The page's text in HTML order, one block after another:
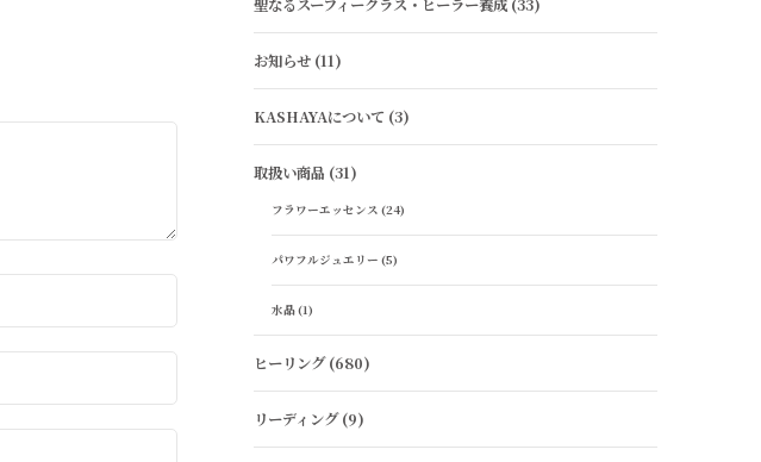
聖なるスーフィークラス・ヒーラー養成(33)
お知らせ(11)
KASHAYAについて (3)
取扱い商品 (31)
フラワーエッセンス (24)
パワフルジュエリー (5)
水晶(1)
ヒーリング(680)
リーディング(9)